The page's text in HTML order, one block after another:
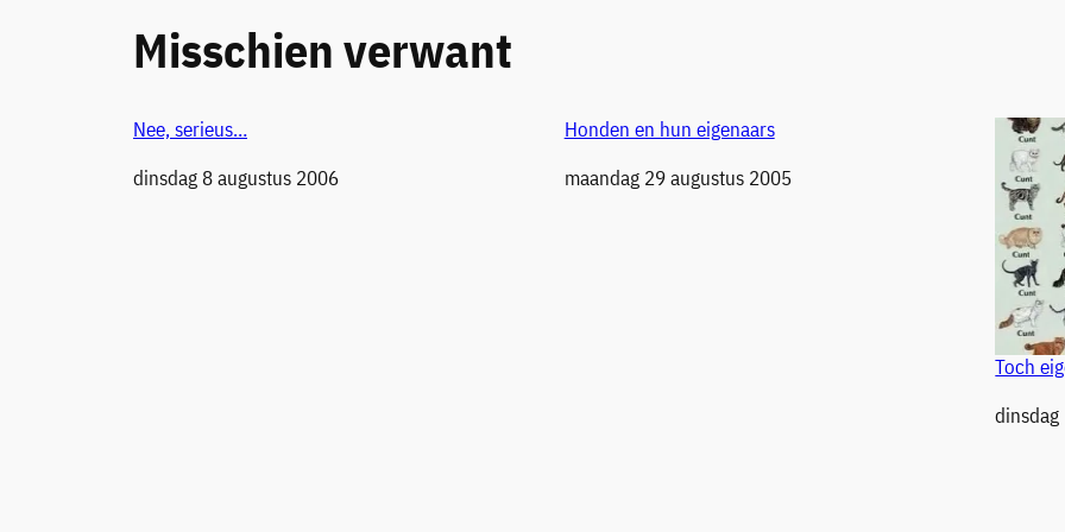
Misschien verwant
Nee, serieus…
Datum
dinsdag 8 augustus 2006
Honden en hun eigenaars
Datum
maandag 29 augustus 2005
Toch
Datum